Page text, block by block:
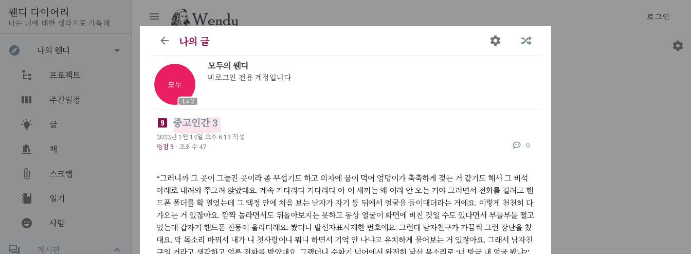
웬디 다이어리
나는 너에 대한 생각으로 가득해
나의 웬디
프로젝트
주간일정
글
책
스크랩
일기
사람
게시판
로그인
모두
검색 결과 10개
있다니.
아무 아이디어가 없다!
[ 아이디어 ] 80 2022년 1월 20일
드디어 무엇이든 만들 수 있게 되었는데,그토록 만들고 싶었던 수많은
아이디어들이어딘가로 사라져 버렸다.
중고인간 6
[ 나의 글 ] 57 2022년 1월 14일
그날 밤. 또 목소리를 들었다. 잠결에 들은 것인지 확실히 잠에서 깨어난 것인지
나의 글
모두
Lv.2
모두의 웬디
비로그인 전용 계정입니다
중고인간 3
2022년 1월 14일 오후 6:19 작성
평점 9 · 조회수 47 0
“그러니까 그 곳이 그늘진 곳이라 좀 무섭기도 하고 의자에 물이 먹어 엉덩이가 축축하게 젖는 거 같기도 해서 그 비석
아래로 내려와 쭈그려 앉았대요. 계속 기다리다 기다리다 아 이 새끼는 왜 이리 안 오는 거야 그러면서 전화를 걸려고 핸
드폰 폴더를 확 열었는데 그 액정 안에 처음 보는 남자가 자기 등 뒤에서 얼굴을 들이대더라는 거에요. 이렇게 천천히 다
가오는 거 있잖아요. 깜짝 놀라면서도 뒤돌아보지는 못하고 동상 얼굴이 화면에 비친 것일 수도 있다면서 부들부들 떨고
있는데 갑자기 핸드폰 진동이 울리더래요. 봤더니 발신자표시제한 번호에요. 그런데 남자친구가 가끔씩 그런 장난을 쳤
대요. 막 목소리 바꿔서 내가 니 첫사랑이니 뭐니 하면서 기억 안 나냐고 유치하게 물어보는 거 있잖아요. 그래서 남자친